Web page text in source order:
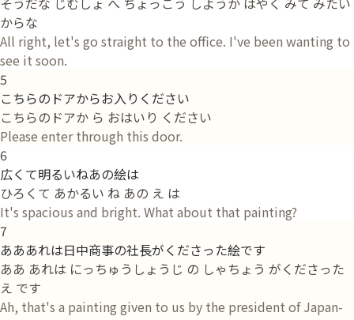
からな
All right, let's go straight to the office. I've been wanting to
see it soon.
5
こちらのドアからお入りください
こちらのドアか ら おはいり ください
Please enter through this door.
6
広くて明るいねあの絵は
ひろくて あかるい ね あの え は
It's spacious and bright. What about that painting?
7
あああれは日中商事の社長がくださった絵です
ああ あれは にっちゅうしょうじ の しゃちょう がくださった
え です
Ah, that's a painting given to us by the president of Japan-